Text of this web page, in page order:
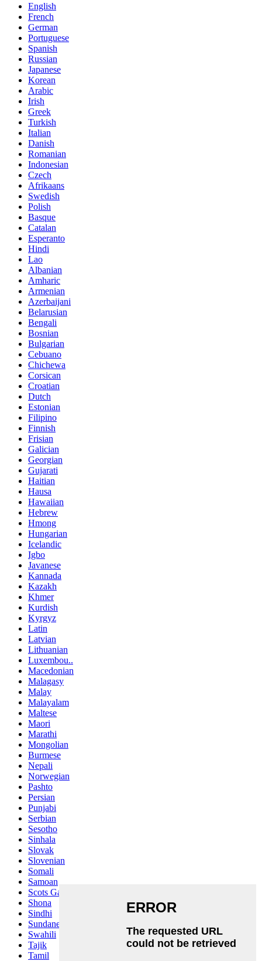
English
French
German
Portuguese
Spanish
Russian
Japanese
Korean
Arabic
Irish
Greek
Turkish
Italian
Danish
Romanian
Indonesian
Czech
Afrikaans
Swedish
Polish
Basque
Catalan
Esperanto
Hindi
Lao
Albanian
Amharic
Armenian
Azerbaijani
Belarusian
Bengali
Bosnian
Bulgarian
Cebuano
Chichewa
Corsican
Croatian
Dutch
Estonian
Filipino
Finnish
Frisian
Galician
Georgian
Gujarati
Haitian
Hausa
Hawaiian
Hebrew
Hmong
Hungarian
Icelandic
Igbo
Javanese
Kannada
Kazakh
Khmer
Kurdish
Kyrgyz
Latin
Latvian
Lithuanian
Luxembou..
Macedonian
Malagasy
Malay
Malayalam
Maltese
Maori
Marathi
Mongolian
Burmese
Nepali
Norwegian
Pashto
Persian
Punjabi
Serbian
Sesotho
Sinhala
Slovak
Slovenian
Somali
Samoan
Scots Gaelic
Shona
Sindhi
Sundanese
Swahili
Tajik
Tamil